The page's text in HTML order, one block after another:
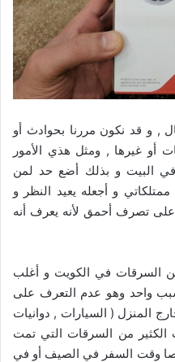
, و قد نكون مررنا بحوادث أو
أو غيرها , ومثل هذي الأمور
البيت و بذلك أضع حد لمن
و أجعله يعيد النظر و
على تصرف أحمق لأنه يعرف أنه
السرقات في الكويت و أغلب
واحد وهو عدم التعرف على
المنزل ( السيارات , دوانيات
من السرقات التي تمت
وقت السفر في الصيف أو في